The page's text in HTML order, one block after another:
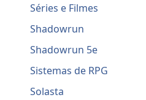
Séries e Filmes
Shadowrun
Shadowrun 5e
Sistemas de RPG
Solasta